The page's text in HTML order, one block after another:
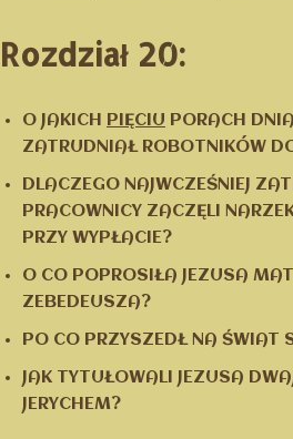
Rozdział 20:
O JAKICH PIĘCIU PORACH
ZATRUDNIAŁ ROBOTNIKÓW
DLACZEGO NAJWCZEŚNIEJ
PRACOWNICY ZACZĘLI
PRZY WYPŁACIE?
O CO POPROSIŁA JEZUSA
ZEBEDEUSZA?
PO CO PRZYSZEDŁ NA ŚWIAT
JAK TYTUŁOWALI JEZUSA
JERYCHEM?